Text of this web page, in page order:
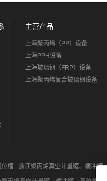
主营产品
上海聚丙烯（PP）设备
上海PPH设备
上海玻璃钢（FRP）设备
上海聚丙烯复合玻璃钢设备
位槽 浙江聚丙烯真空计量罐、缓冲罐